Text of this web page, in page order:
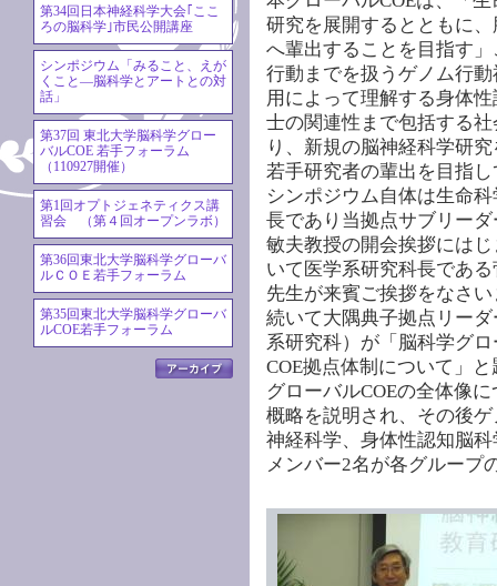
第34回日本神経科学大会｢ここ
ろの脳科学｣市民公開講座
シンポジウム「みること、えが
くこと―脳科学とアートとの対
話」
第37回 東北大学脳科学グロー
バルCOE 若手フォーラム
（110927開催）
第1回オプトジェネティクス講
習会 （第４回オープンラボ）
第36回東北大学脳科学グローバ
ルＣＯＥ若手フォーラム
第35回東北大学脳科学グローバ
ルCOE若手フォーラム
研究を展開するとともに
へ輩出することを目指す
行動までを扱うゲノム行
用によって理解する身体
士の関連性まで包括する
り、新規の脳神経科学研
若手研究者の輩出を目指
シンポジウム自体は生命
長であり当拠点サブリー
敏夫教授の開会挨拶には
いて医学系研究科長であ
先生が来賓ご挨拶をなさ
続いて大隅典子拠点リー
系研究科）が「脳科学グ
COE拠点体制について」
グローバルCOEの全体像
概略を説明され、その後
神経科学、身体性認知脳
メンバー2名が各グループ